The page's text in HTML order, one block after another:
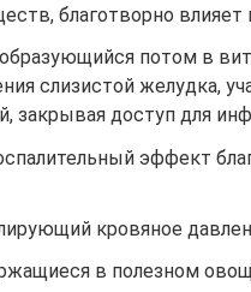
благотворно влияет
потом в
слизистой желудка,
закрывая доступ для
эффект
кровяное
в полезном